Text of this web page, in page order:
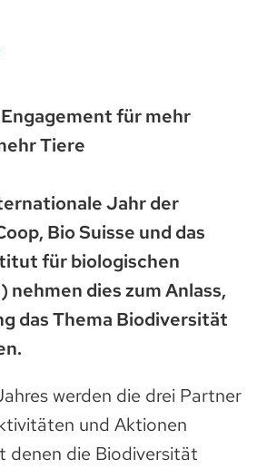
für mehr
Tiere
Jahr der
Bio Suisse und das
für biologischen
nehmen dies zum Anlass,
das Thema Biodiversität
werden die drei Partner
und Aktionen
denen die Biodiversität